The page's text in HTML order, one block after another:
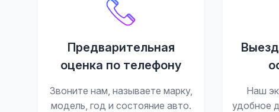
Предварительная
оценка по телефону
Звоните нам, называете марку,
модель, год и состояние авто.
Наш
удобное